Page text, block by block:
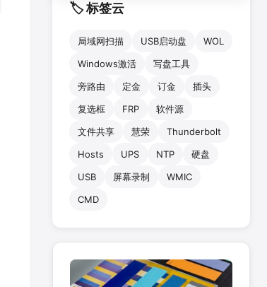
🏷️ 标签云
局域网扫描 USB启动盘
WOL
Windows激活
写盘工具
旁路由
定金 订金
插头
复选框
FRP
软件源
文件共享
慧荣
Thunderbolt
Hosts
UPS NTP
硬盘
USB
屏幕录制
WMIC
CMD